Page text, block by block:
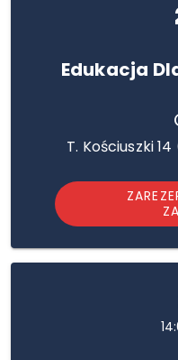
Edukacja
T. Kościuszki